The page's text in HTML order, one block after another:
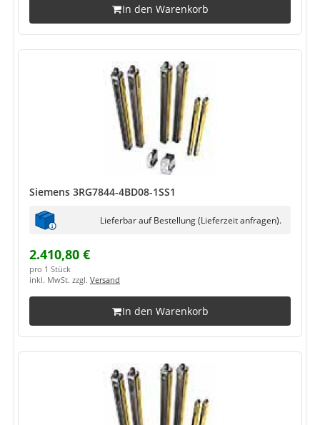
In den Warenkorb
Siemens 3RG7844-4BD08-1SS1
Lieferbar auf Bestellung (Lieferzeit anfragen).
2.410,80 €
pro 1 Stück
inkl. MwSt. zzgl. Versand
In den Warenkorb